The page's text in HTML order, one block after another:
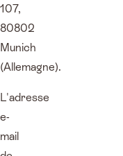
107,
80802
Munich
(Allemagne).
L'adresse
e-
mail